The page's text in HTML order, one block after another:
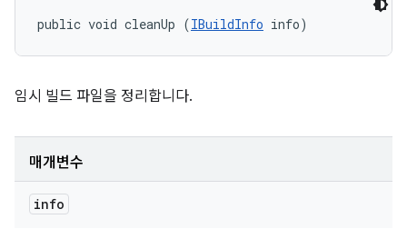
public void cleanUp (IBuildInfo info)
임시 빌드 파일을 정리합니다.
매개변수
info